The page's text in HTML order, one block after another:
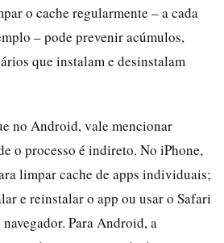
o cache regularmente – a cada
– pode prevenir acúmulos,
que instalam e desinstalam
no Android, vale mencionar
o processo é indireto. No iPhone,
limpar cache de apps individuais;
e reinstalar o app ou usar o Safari
Para Android, a